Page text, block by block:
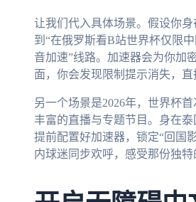
让我们代入具体场景。假设你
到“在俄罗斯看B站世界杯仅限
音加速”线路。加速器会为你加
面，你会发现限制提示消失，
另一个场景是2026年，世界杯
丰富的直播与专题节目。身在
提前配置好加速器，锁定“回国
内球迷同步欢呼，感受那份独